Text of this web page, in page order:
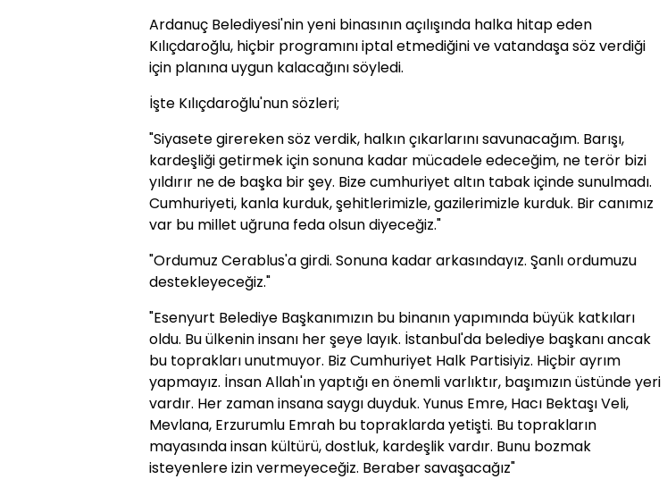
Ardanuç Belediyesi'nin yeni binasının açılışında halka hitap eden
Kılıçdaroğlu, hiçbir programını iptal etmediğini ve vatandaşa söz verdiği
için planına uygun kalacağını söyledi.
İşte Kılıçdaroğlu'nun sözleri;
"Siyasete girereken söz verdik, halkın çıkarlarını savunacağım. Barışı,
kardeşliği getirmek için sonuna kadar mücadele edeceğim, ne terör bizi
yıldırır ne de başka bir şey. Bize cumhuriyet altın tabak içinde sunulmadı.
Cumhuriyeti, kanla kurduk, şehitlerimizle, gazilerimizle kurduk. Bir canımız
var bu millet uğruna feda olsun diyeceğiz."
"Ordumuz Cerablus'a girdi. Sonuna kadar arkasındayız. Şanlı ordumuzu
destekleyeceğiz."
"Esenyurt Belediye Başkanımızın bu binanın yapımında büyük katkıları
oldu. Bu ülkenin insanı her şeye layık. İstanbul'da belediye başkanı ancak
bu toprakları unutmuyor. Biz Cumhuriyet Halk Partisiyiz. Hiçbir ayrım
yapmayız. İnsan Allah'ın yaptığı en önemli varlıktır, başımızın üstünde yeri
vardır. Her zaman insana saygı duyduk. Yunus Emre, Hacı Bektaşı Veli,
Mevlana, Erzurumlu Emrah bu topraklarda yetişti. Bu toprakların
mayasında insan kültürü, dostluk, kardeşlik vardır. Bunu bozmak
isteyenlere izin vermeyeceğiz. Beraber savaşacağız"